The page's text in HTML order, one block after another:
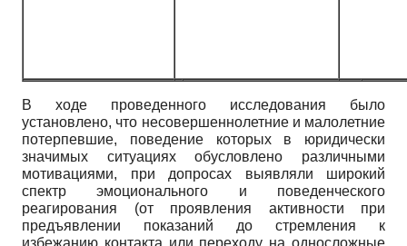
В ходе проведенного исследования было
установлено, что несовершеннолетние и малолетние
потерпевшие, поведение которых в юридически
значимых ситуациях обусловлено различными
мотивациями, при допросах выявляли широкий
спектр эмоционального и поведенческого
реагирования (от проявления активности при
предъявлении показаний до стремления к
избежанию контакта или переходу на односложные